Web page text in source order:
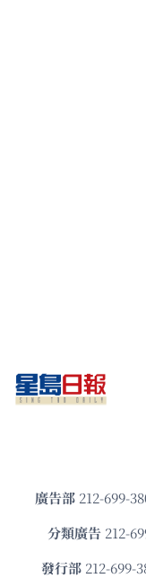
廣告部212-699-
分類廣告 212-
發⾏部 212-699-